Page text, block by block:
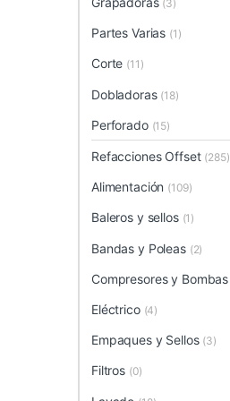
(3)
Partes Varias (1)
Corte (11)
Dobladoras (18)
Perforado (15)
Refacciones Offset (285)
Alimentación (109)
Baleros y sellos (1)
Bandas y Poleas (2)
Compresores y Bombas
Eléctrico (4)
Empaques y Sellos (3)
Filtros (0)